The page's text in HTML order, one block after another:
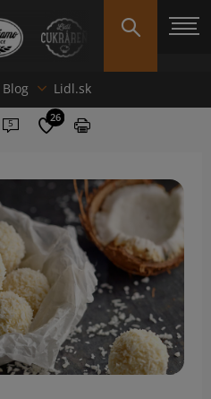
Blog Lidl.sk
5 26